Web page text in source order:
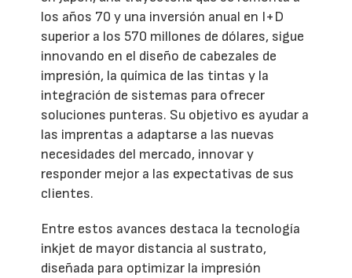
los años 70 y una inversión anual en I+D
superior a los 570 millones de dólares, sigue
innovando en el diseño de cabezales de
impresión, la química de las tintas y la
integración de sistemas para ofrecer
soluciones punteras. Su objetivo es ayudar a
las imprentas a adaptarse a las nuevas
necesidades del mercado, innovar y
responder mejor a las expectativas de sus
clientes.
Entre estos avances destaca la tecnología
inkjet de mayor distancia al sustrato,
diseñada para optimizar la impresión